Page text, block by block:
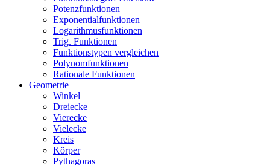
Potenzfunktionen
Exponentialfunktionen
Logarithmusfunktionen
Trig. Funktionen
Funktionstypen vergleichen
Polynomfunktionen
Rationale Funktionen
Geometrie
Winkel
Dreiecke
Vierecke
Vielecke
Kreis
Körper
Pythagoras